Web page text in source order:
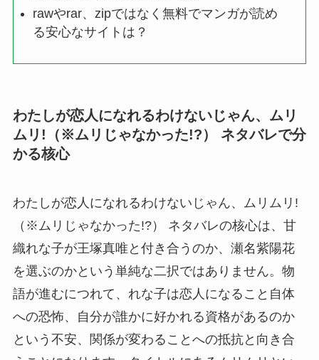
rawやrar、zipではなく無料でマンガが読め
る安心なサイトは？
わたしが恋人になれるわけないじゃん、ムリ
ムリ!（※ムリじゃなかった!?） ネタバレで分
かる核心
わたしが恋人になれるわけないじゃん、ムリムリ!
（※ムリじゃなかった!?） ネタバレの核心は、甘
織れな子が王塚真唯と付き合うのか、瀬名紫陽花
を選ぶのかという単純な二択ではありません。物
語が進むにつれて、れな子は恋人になること自体
への恐怖、自分が誰かに好かれる資格があるのか
という不安、関係が変わることへの抵抗と向き合